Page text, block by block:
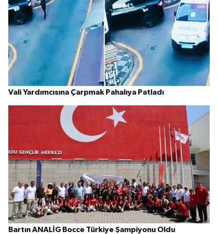
Vali Yardımcısına Çarpmak Pahalıya Patladı
Bartın ANALİG Bocce Türkiye Şampiyonu Oldu